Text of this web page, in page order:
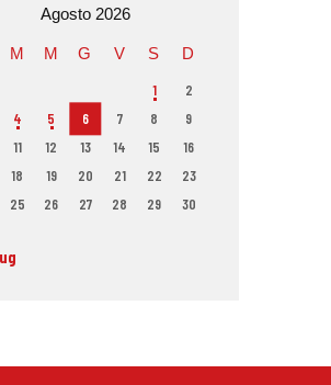
Agosto 2026
M M G V S D
1
2
4 5 6 7 8
9
11 12 13 14 15
16
18 19 20 21 22
23
25 26 27 28 29
30